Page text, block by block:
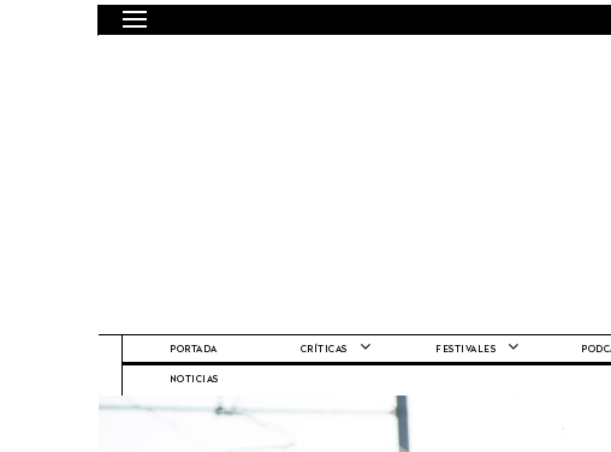
PORTADA CRÍTICAS FESTIVALES
NOTICIAS